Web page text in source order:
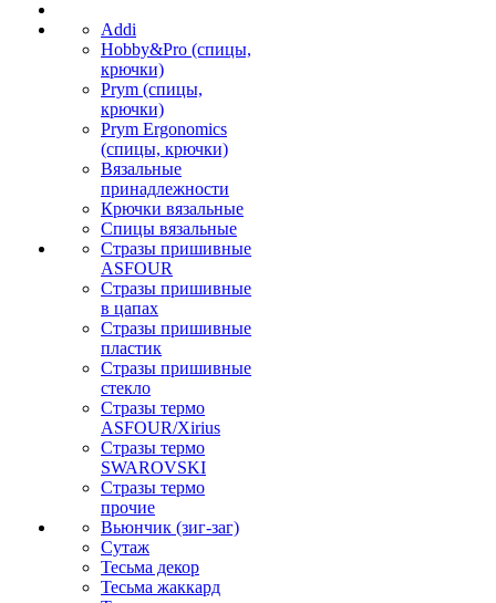
Addi
Hobby&Pro (спицы,
крючки)
Prym (спицы,
крючки)
Prym Ergonomics
(спицы, крючки)
Вязальные
принадлежности
Крючки вязальные
Спицы вязальные
Стразы пришивные
ASFOUR
Стразы пришивные
в цапах
Стразы пришивные
пластик
Стразы пришивные
стекло
Стразы термо
ASFOUR/Xirius
Стразы термо
SWAROVSKI
Стразы термо
прочие
Вьюнчик (зиг-заг)
Сутаж
Тесьма декор
Тесьма жаккард